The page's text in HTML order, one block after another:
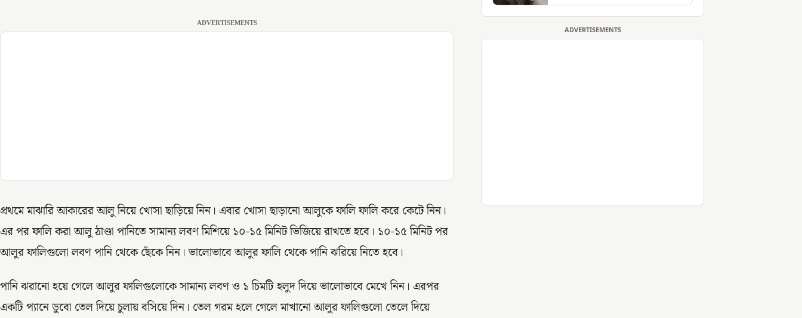
ADVERTISEMENTS
প্রথমে মাঝারি আকারের আলু নিয়ে খোসা ছাড়িয়ে নিন। এবার খোসা ছাড়ানো আলুকে ফালি ফালি করে কেটে নিন।
এর পর ফালি করা আলু ঠাণ্ডা পানিতে সামান্য লবণ মিশিয়ে ১০-১৫ মিনিট ভিজিয়ে রাখতে হবে। ১০-১৫ মিনিট পর
আলুর ফালিগুলো লবণ পানি থেকে ছেঁকে নিন। ভালোভাবে আলুর ফালি থেকে পানি ঝরিয়ে নিতে হবে।
পানি ঝরানো হয়ে গেলে আলুর ফালিগুলোকে সামান্য লবণ ও ১ চিমটি হলুদ দিয়ে ভালোভাবে মেখে নিন। এরপর
একটি প্যানে ডুবো তেল দিয়ে চুলায় বসিয়ে দিন। তেল গরম হলে গেলে মাখানো আলুর ফালিগুলো তেলে দিয়ে
ADVERTISEMENTS